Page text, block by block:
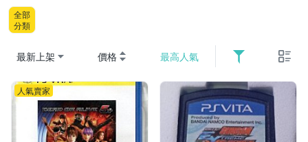
全部
分類
最新上架 價格 最高人氣
人氣賣家